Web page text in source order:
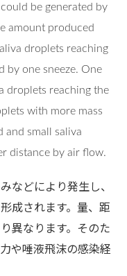
be generated by
amount produced
droplets reaching
by one sneeze. One
droplets reaching the
with more mass
and small saliva
distance by air flow.
などにより発生し、
成されます。量、距
異なります。そのた
や唾液飛沫の感染経